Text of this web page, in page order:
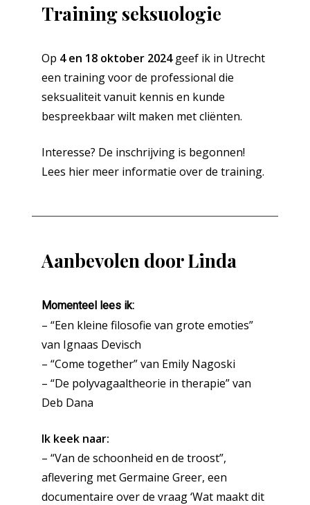
Training seksuologie
Op 4 en 18 oktober 2024geef ik in Utrecht
een training voor de professional die
seksualiteit vanuit kennis en kunde
bespreekbaar wilt maken met cliënten.
Interesse? De inschrijving is begonnen!
Lees hier meer informatie over de training.
Aanbevolen door Linda
Momenteel lees ik:
– “Een kleine filosofie van grote emoties”
van Ignaas Devisch
– “Come together” van Emily Nagoski
– “De polyvagaaltheorie in therapie” van
Deb Dana
Ik keek naar:
– “Van de schoonheid en de troost”,
aflevering met Germaine Greer, een
documentaire over de vraag ‘Wat maakt dit